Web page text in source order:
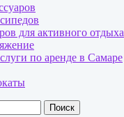
для активного отдыха
по аренде в Самаре